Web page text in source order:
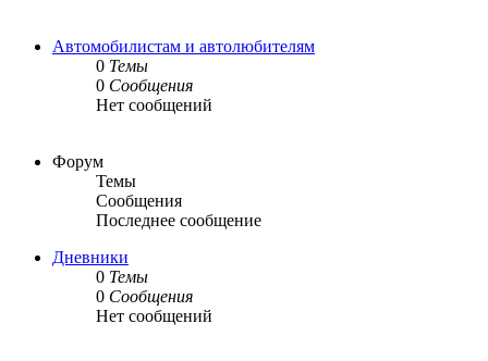
Автомобилистам и автолюбителям
0 Темы
0 Сообщения
Нет сообщений
Форум
Темы
Сообщения
Последнее сообщение
Дневники
0 Темы
0 Сообщения
Нет сообщений